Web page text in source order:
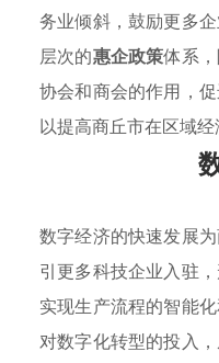
务业倾斜，鼓励更多
层次的惠企政策体系
协会和商会的作用，
以提高商丘市在区域
数字经济的快速发展
引更多科技企业入驻
实现生产流程的智能
对数字化转型的投入